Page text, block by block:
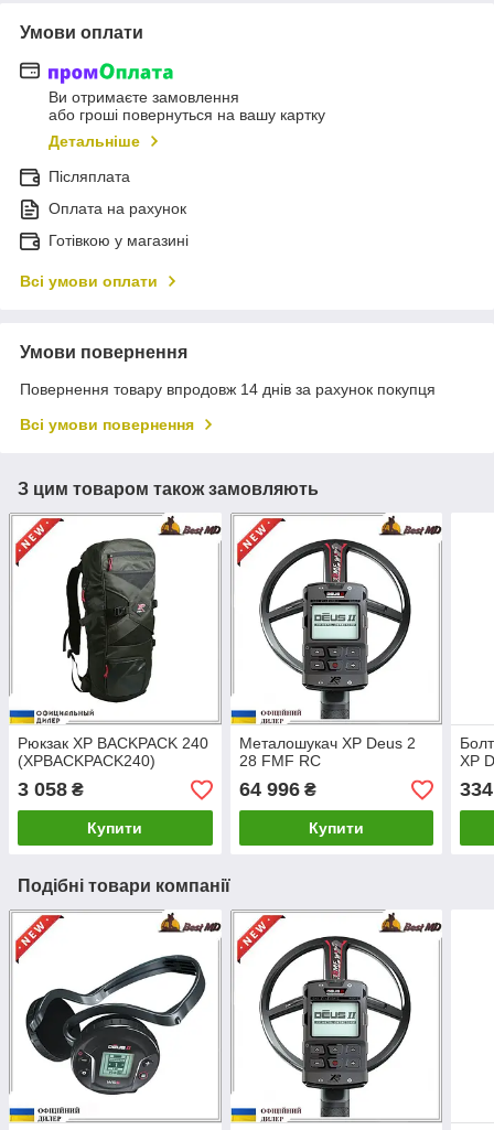
Умови оплати
Ви отримаєте замовлення
або гроші повернуться на вашу картку
Детальніше
Післяплата
Оплата на рахунок
Готівкою у магазині
Всі умови оплати
Умови повернення
Повернення товару впродовж 14 днів за рахунок покупця
Всі умови повернення
З цим товаром також замовляють
Рюкзак XP BACKPACK 240
(XPBACKPACK240)
3 058 ₴
Купити
Металошукач XP Deus 2
28 FMF RC
64 996₴
Купити
XP
334
Подібні товари компанії